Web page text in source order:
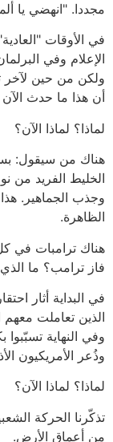
مجددا. "انهضي يا
في الأوقات
الإعلام وفي
ولكن من حين لآخر
أن هذا ما حدث الآن
لماذا؟ لماذا الآن؟
هناك من سيقول:
الخليط الفريد من
وجذب الجماهير.
الظاهرة.
هناك ترامبات في
فاز ترامب؟ ما
في البداية أثار
الذين تعاملت
وفي النهاية تسبّبوا
وذُعر الأمريكيون
لماذا؟ لماذا الآن؟
تذكّرنا الحركة
من أعماق الأرض.